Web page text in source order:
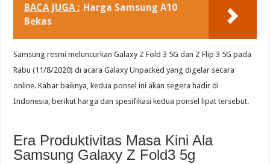
BACA JUGA : Harga Samsung A10
Bekas
Samsung resmi meluncurkan Galaxy Z Fold 3 5G dan Z Flip 3 5G pada
Rabu (11/8/2020) di acara Galaxy Unpacked yang digelar secara
online. Kabar baiknya, kedua ponsel ini akan segera hadir di
Indonesia, berikut harga dan spesifikasi kedua ponsel lipat tersebut.
Era Produktivitas Masa Kini Ala
Samsung Galaxy Z Fold3 5g